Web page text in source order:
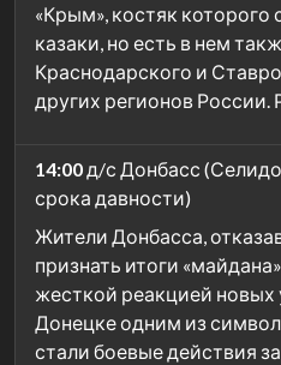
«Крым», костяк
казаки, но есть в нем
Краснодарского и
других регионов России.
14:00д/с Донбасс
срока давности)
Жители Донбасса,
признать итоги
жесткой реакцией новых
Донецке одним из
стали боевые действия